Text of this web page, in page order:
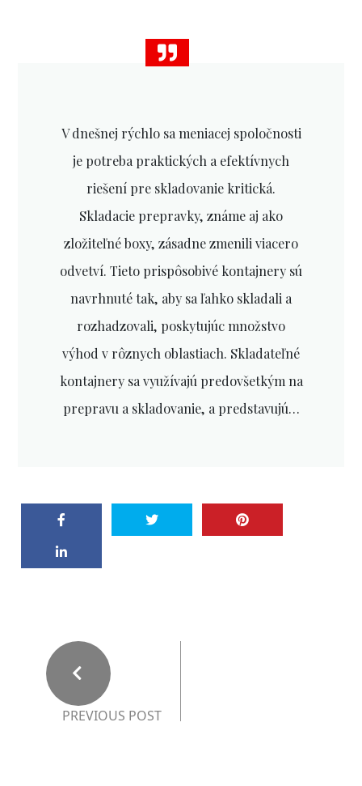
V dnešnej rýchlo sa meniacej spoločnosti
je potreba praktických a efektívnych
riešení pre skladovanie kritická.
Skladacie prepravky, známe aj ako
zložiteľné boxy, zásadne zmenili viacero
odvetví. Tieto prispôsobivé kontajnery sú
navrhnuté tak, aby sa ľahko skladali a
rozhadzovali, poskytujúc množstvo
výhod v rôznych oblastiach. Skladateľné
kontajnery sa využívajú predovšetkým na
prepravu a skladovanie, a predstavujú…
PREVIOUS POST